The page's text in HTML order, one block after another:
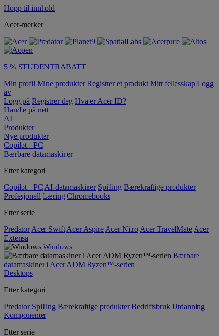
Hopp til innhold
Acer-merker
5 % STUDENTRABATT
Min profil Mine produkter Registrer et produkt Mitt fellesskap Logg
av
Logg på Registrer deg Hva er Acer ID?
Handle på nett
AI
Produkter
Nye produkter
Copilot+ PC
Bærbare datamaskiner
Etter kategori
Copilot+ PC AI-datamaskiner Spilling Bærekraftige produkter
Profesjonell Læring Chromebooks
Etter serie
Predator Acer Swift Acer Aspire Acer Nitro Acer TravelMate Acer
Extensa
Windows
Bærbare
datamaskiner i Acer ADM Ryzen™-serien
Desktops
Etter kategori
Predator Spilling Bærekraftige produkter Bedriftsbruk Utdanning
Komponenter
Etter serie